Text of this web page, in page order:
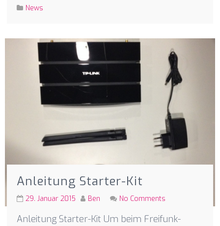
News
Anleitung Starter-Kit
29. Januar 2015 Ben No Comments
Anleitung Starter-Kit Um beim Freifunk-